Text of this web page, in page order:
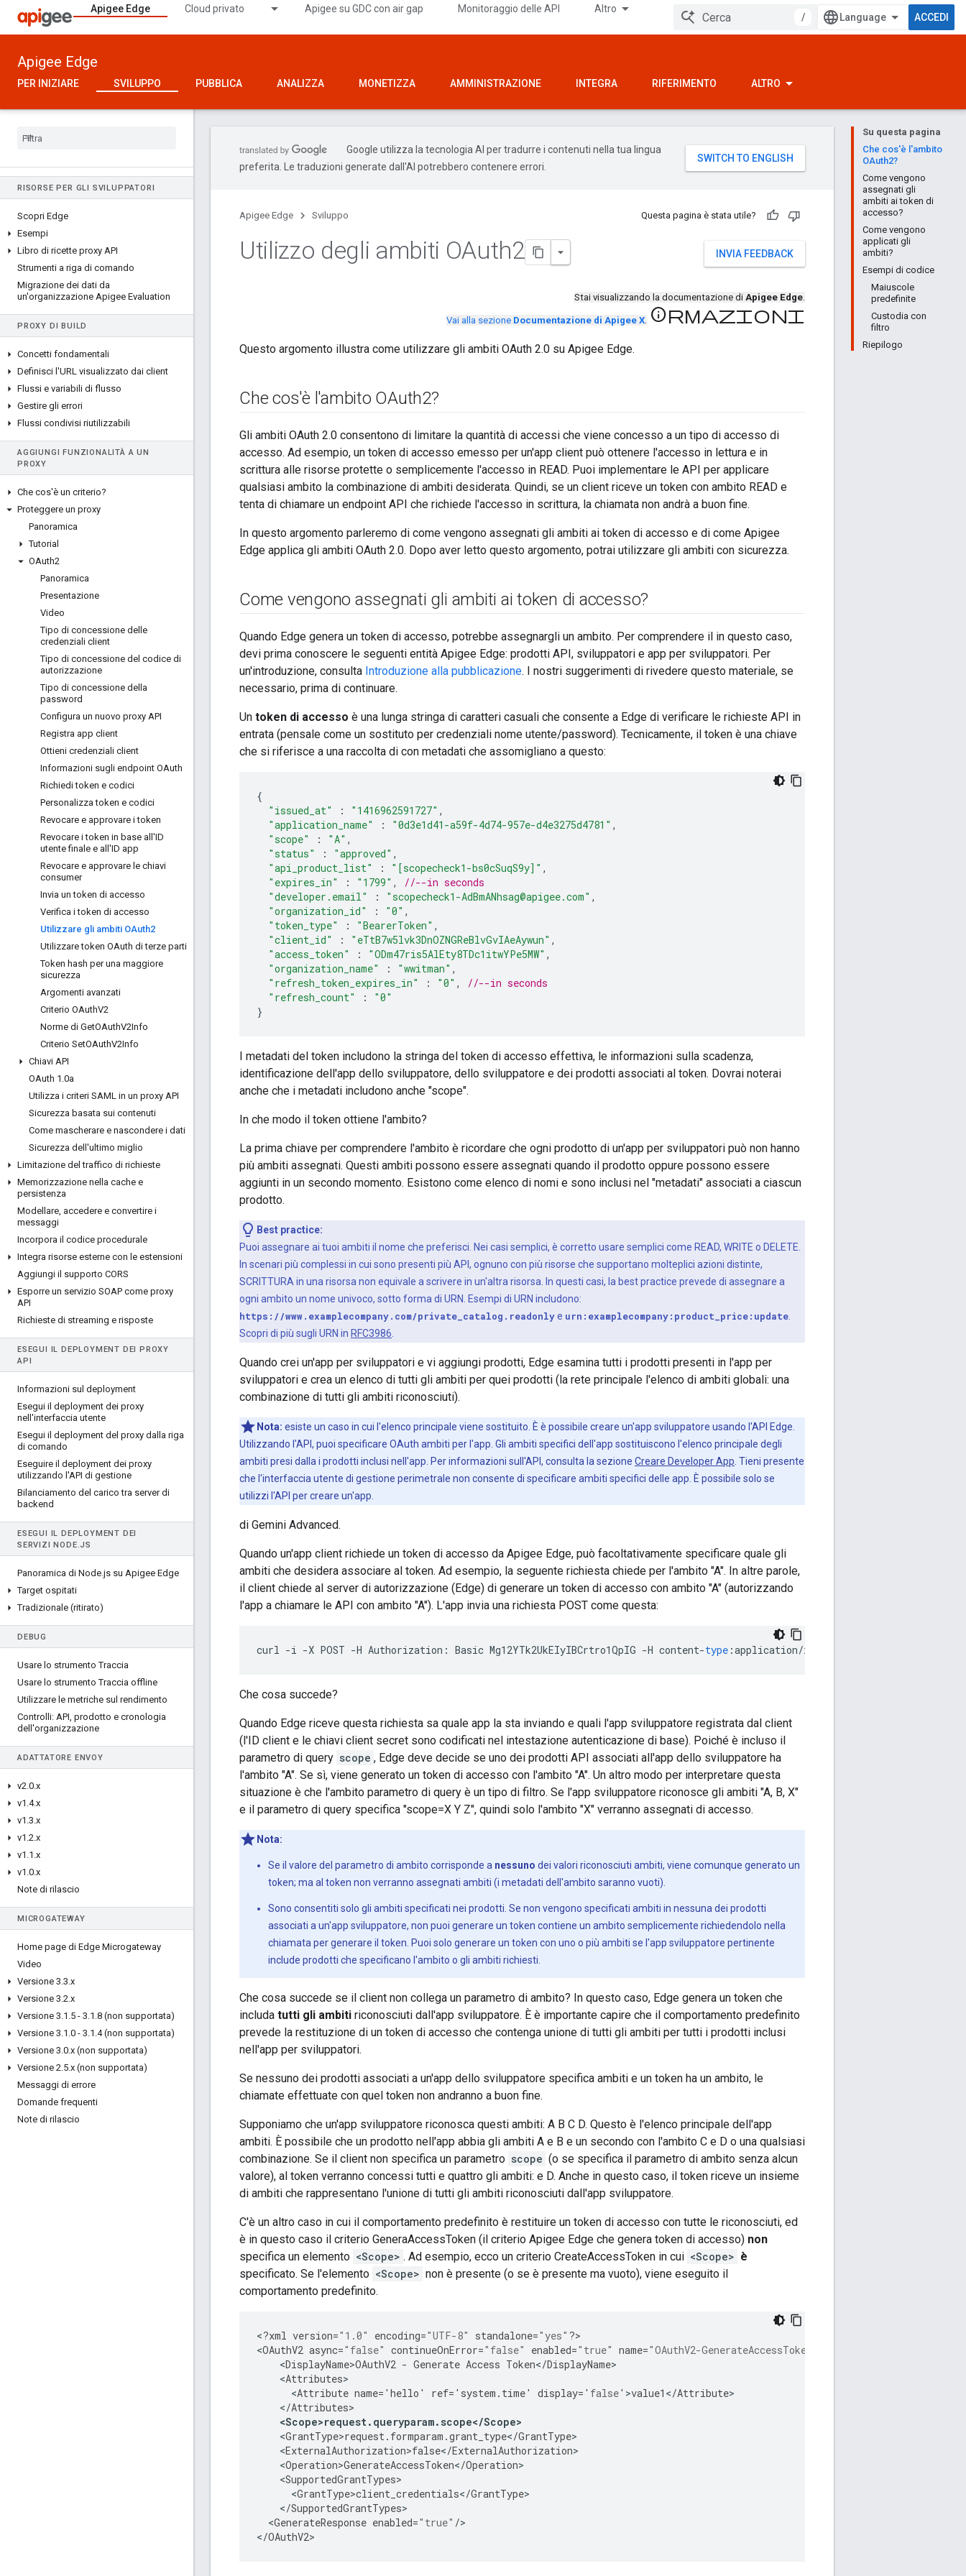
Apigee Edge Cloud privato Apigee su GDC con air gap Monitoraggio delle API Altro
/ ACCEDI
Apigee Edge
PER INIZIARE SVILUPPO PUBBLICA ANALIZZA MONETIZZA AMMINISTRAZIONE INTEGRA RIFERIMENTO ALTRO
RISORSE PER GLI SVILUPPATORI
Scopri Edge
Esempi
Libro di ricette proxy API
Strumenti a riga di comando
Migrazione dei dati da
un'organizzazione Apigee Evaluation
PROXY DI BUILD
Concetti fondamentali
Definisci l'URL visualizzato dai client
Flussi e variabili di flusso
Gestire gli errori
Flussi condivisi riutilizzabili
AGGIUNGI FUNZIONALITÀ A UN
PROXY
Che cos'è un criterio?
Proteggere un proxy
Panoramica
Tutorial
OAuth2
Panoramica
Presentazione
Video
Tipo di concessione delle
credenziali client
Tipo di concessione del codice di
autorizzazione
Tipo di concessione della
password
Configura un nuovo proxy API
Registra app client
Ottieni credenziali client
Informazioni sugli endpoint OAuth
Richiedi token e codici
Personalizza token e codici
Revocare e approvare i token
Revocare i token in base all'ID
utente finale e all'ID app
Revocare e approvare le chiavi
consumer
Invia un token di accesso
Verifica i token di accesso
Utilizzare gli ambiti OAuth2
Utilizzare token OAuth di terze parti
Token hash per una maggiore
sicurezza
Argomenti avanzati
Criterio OAuthV2
Norme di GetOAuthV2Info
Criterio SetOAuthV2Info
Chiavi API
OAuth 1 .0a
Utilizza i criteri SAML in un proxy API
Sicurezza basata sui contenuti
Come mascherare e nascondere i dati
Sicurezza dell'ultimo miglio
Limitazione del traffico di richieste
Memorizzazione nella cache e
persistenza
Modellare, accedere e convertire i
messaggi
Incorpora il codice procedurale
Integra risorse esterne con le estensioni
Aggiungi il supporto CORS
Esporre un servizio SOAP come proxy
API
Richieste di streaming e risposte
ESEGUI IL DEPLOYMENT DEI PROXY
API
Informazioni sul deployment
Esegui il deployment dei proxy
nell'interfaccia utente
Esegui il deployment del proxy dalla riga
di comando
Eseguire il deployment dei proxy
utilizzando l'API di gestione
Bilanciamento del carico tra server di
backend
ESEGUI IL DEPLOYMENT DEI
SERVIZI NODE.JS
Panoramica di Node.js su Apigee Edge
Target ospitati
Tradizionale (ritirato)
DEBUG
Usare lo strumento Traccia
Usare lo strumento Traccia offline
Utilizzare le metriche sul rendimento
Controlli: API, prodotto e cronologia
dell'organizzazione
ADATTATORE ENVOY
v2.0.x
v1 .4.x
v1 .3.x
v1 .2.x
v1 .1 .x
v1 .0.x
Note di rilascio
MICROGATEWAY
Home page di Edge Microgateway
Video
Versione 3.3.x
Versione 3.2.x
Versione 3.1 .5 - 3.1 .8 (non supportata)
Versione 3.1 .0 - 3.1 .4 (non supportata)
Versione 3.0.x (non supportata)
Versione 2.5.x (non supportata)
Messaggi di errore
Domande frequenti
Note di rilascio
Su questa pagina
Che cos'è l'ambito
OAuth2?
Come vengono
assegnati gli
ambiti ai token di
accesso?
Come vengono
applicati gli
ambiti?
Esempi di codice
Maiuscole
predefinite
Custodia con
filtro
Riepilogo
Google utilizza la tecnologia AI per tradurre i contenuti nella tua lingua
preferita. Le traduzioni generate dall'AI potrebbero contenere errori.
Apigee Edge Sviluppo Questa pagina è stata utile?
INVIA FEEDBACK
Utilizzo degli ambiti OAuth2
Stai visualizzando la documentazione di Apigee Edge.
Vai alla sezione Documentazione di Apigee X. Informazioni
Questo argomento illustra come utilizzare gli ambiti OAuth 2.0 su Apigee Edge.
Che cos'è l'ambito OAuth2?
Gli ambiti OAuth 2.0 consentono di limitare la quantità di accessi che viene concesso a un tipo di accesso di
accesso. Ad esempio, un token di accesso emesso per un'app client può ottenere l'accesso in lettura e in
scrittura alle risorse protette o semplicemente l'accesso in READ. Puoi implementare le API per applicare
qualsiasi ambito la combinazione di ambiti desiderata. Quindi, se un client riceve un token con ambito READ e
tenta di chiamare un endpoint API che richiede l'accesso in scrittura, la chiamata non andrà a buon fine.
In questo argomento parleremo di come vengono assegnati gli ambiti ai token di accesso e di come Apigee
Edge applica gli ambiti OAuth 2.0. Dopo aver letto questo argomento, potrai utilizzare gli ambiti con sicurezza.
Come vengono assegnati gli ambiti ai token di accesso?
Quando Edge genera un token di accesso, potrebbe assegnargli un ambito. Per comprendere il in questo caso,
devi prima conoscere le seguenti entità Apigee Edge: prodotti API, sviluppatori e app per sviluppatori. Per
un'introduzione, consulta Introduzione alla pubblicazione. I nostri suggerimenti di rivedere questo materiale, se
necessario, prima di continuare.
Un token di accesso è una lunga stringa di caratteri casuali che consente a Edge di verificare le richieste API in
entrata (pensale come un sostituto per credenziali nome utente/password). Tecnicamente, il token è una chiave
che si riferisce a una raccolta di con metadati che assomigliano a questo:
{
"issued_at"
: "1416962591727" ,
"application_name"
: "0d3e1d41-a59f-4d74-957e-d4e3275d4781" ,
"scope"
: "A" ,
"status"
: "approved" ,
"api_product_list"
: "[scopecheck1-bs0cSuqS9y]" ,
"expires_in"
: "1799" ,
//--in seconds
"developer.email"
: "scopecheck1-AdBmANhsag@apigee.com" ,
"organization_id"
: "0" ,
"token_type"
: "BearerToken" ,
"client_id"
: "eTtB7w5lvk3DnOZNGReBlvGvIAeAywun" ,
"access_token"
: "ODm47ris5AlEty8TDc1itwYPe5MW" ,
"organization_name"
: "wwitman" ,
"refresh_token_expires_in"
: "0" ,
//--in seconds
"refresh_count"
:
"0"
}
I metadati del token includono la stringa del token di accesso effettiva, le informazioni sulla scadenza,
identificazione dell'app dello sviluppatore, dello sviluppatore e dei prodotti associati al token. Dovrai noterai
anche che i metadati includono anche "scope".
In che modo il token ottiene l'ambito?
La prima chiave per comprendere l'ambito è ricordare che ogni prodotto di un'app per sviluppatori può non hanno
più ambiti assegnati. Questi ambiti possono essere assegnati quando il prodotto oppure possono essere
aggiunti in un secondo momento. Esistono come elenco di nomi e sono inclusi nel "metadati" associati a ciascun
prodotto.
Best practice:
Puoi assegnare ai tuoi ambiti il nome che preferisci. Nei casi semplici, è corretto usare semplici come READ, WRITE o DELETE.
In scenari più complessi in cui sono presenti più API, ognuno con più risorse che supportano molteplici azioni distinte,
SCRITTURA in una risorsa non equivale a scrivere in un'altra risorsa. In questi casi, la best practice prevede di assegnare a
ogni ambito un nome univoco, sotto forma di URN. Esempi di URN includono:
https://www.examplecompany.com/private_catalog.readonlye urn:examplecompany:product_price:update
Scopri di più sugli URN in RFC3986
Quando crei un'app per sviluppatori e vi aggiungi prodotti, Edge esamina tutti i prodotti presenti in l'app per
sviluppatori e crea un elenco di tutti gli ambiti per quei prodotti (la rete principale l'elenco di ambiti globali: una
combinazione di tutti gli ambiti riconosciuti).
Nota: esiste un caso in cui l'elenco principale viene sostituito. È è possibile creare un'app sviluppatore usando l'API Edge.
Utilizzando l'API, puoi specificare OAuth ambiti per l'app. Gli ambiti specifici dell'app sostituiscono l'elenco principale degli
ambiti presi dalla i prodotti inclusi nell'app. Per informazioni sull'API, consulta la sezione Creare Developer App . Tieni presente
che l'interfaccia utente di gestione perimetrale non consente di specificare ambiti specifici delle app. È possibile solo se
utilizzi l'API per creare un'app.
di Gemini Advanced.
Quando un'app client richiede un token di accesso da Apigee Edge, può facoltativamente specificare quale gli
ambiti che desidera associare al token. Ad esempio, la seguente richiesta chiede per l'ambito "A". In altre parole,
il client chiede al server di autorizzazione (Edge) di generare un token di accesso con ambito "A" (autorizzando
l'app a chiamare le API con ambito "A"). L'app invia una richiesta POST come questa:
curl -i -X POST -H Authorization : Basic Mg12YTk2UkEIyIBCrtro1QpIG -H content-type :application/x
Che cosa succede?
Quando Edge riceve questa richiesta sa quale app la sta inviando e quali l'app sviluppatore registrata dal client
(l'ID client e le chiavi client secret sono codificati nel intestazione autenticazione di base). Poiché è incluso il
parametro di query scope , Edge deve decide se uno dei prodotti API associati all'app dello sviluppatore ha
l'ambito "A". Se sì, viene generato un token di accesso con l'ambito "A". Un altro modo per interpretare questa
situazione è che l'ambito parametro di query è un tipo di filtro. Se l'app sviluppatore riconosce gli ambiti "A, B, X"
e il parametro di query specifica "scope=X Y Z", quindi solo l'ambito "X" verranno assegnati di accesso.
Nota:
Se il valore del parametro di ambito corrisponde a nessuno dei valori riconosciuti ambiti, viene comunque generato un
token; ma al token non verranno assegnati ambiti (i metadati dell'ambito saranno vuoti).
Sono consentiti solo gli ambiti specificati nei prodotti. Se non vengono specificati ambiti in nessuna dei prodotti
associati a un'app sviluppatore, non puoi generare un token contiene un ambito semplicemente richiedendolo nella
chiamata per generare il token. Puoi solo generare un token con uno o più ambiti se l'app sviluppatore pertinente
include prodotti che specificano l'ambito o gli ambiti richiesti.
Che cosa succede se il client non collega un parametro di ambito? In questo caso, Edge genera un token che
includa tutti gli ambiti riconosciuti dall'app sviluppatore. È è importante capire che il comportamento predefinito
prevede la restituzione di un token di accesso che contenga unione di tutti gli ambiti per tutti i prodotti inclusi
nell'app per sviluppatori.
Se nessuno dei prodotti associati a un'app dello sviluppatore specifica ambiti e un token ha un ambito, le
chiamate effettuate con quel token non andranno a buon fine.
Supponiamo che un'app sviluppatore riconosca questi ambiti: A B C D. Questo è l'elenco principale dell'app
ambiti. È possibile che un prodotto nell'app abbia gli ambiti A e B e un secondo con l'ambito C e D o una qualsiasi
combinazione. Se il client non specifica un parametro scope (o se specifica il parametro di ambito senza alcun
valore), al token verranno concessi tutti e quattro gli ambiti: e D. Anche in questo caso, il token riceve un insieme
di ambiti che rappresentano l'unione di tutti gli ambiti riconosciuti dall'app sviluppatore.
C'è un altro caso in cui il comportamento predefinito è restituire un token di accesso con tutte le riconosciuti, ed
è in questo caso il criterio GeneraAccessToken (il criterio Apigee Edge che genera token di accesso) non
specifica un elemento <Scope> . Ad esempio, ecco un criterio CreateAccessToken in cui <Scope> è
specificato. Se l'elemento <Scope> non è presente (o se è presente ma vuoto), viene eseguito il
comportamento predefinito.
<?xml version="1.0" encoding="UTF-8" standalone="yes" ?>
<OAuthV2 async="false" continueOnError="false" enabled="true" name="OAuthV2-GenerateAccessToken"
<DisplayName>OAuthV2 - Generate Access Token</DisplayName
<Attributes
<Attribute name= ' hello ' ref= ' system . time' display= ' false' >value1 </Attribute
</Attributes
<Scope>request. queryparam. scope</Scope>
<GrantType>request. formparam .grant_type</GrantType
<ExternalAuthorization>false</ExternalAuthorization
<Operation>GenerateAccessToken</Operation
<SupportedGrantTypes
<GrantType>client_credentials</GrantType
</SupportedGrantTypes
<GenerateResponse enabled="true" />
</OAuthV2>